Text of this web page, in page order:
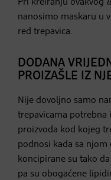
Pri kreiranju ovakvog
nanosimo maskaru u
red trepavica.
DODANA
PROIZAŠLE IZ
Nije dovoljno samo
trepavicama potrebna
proizvoda kod kojeg
podnosi kada sa njom
koncipirane su tako
pa su obogaćene